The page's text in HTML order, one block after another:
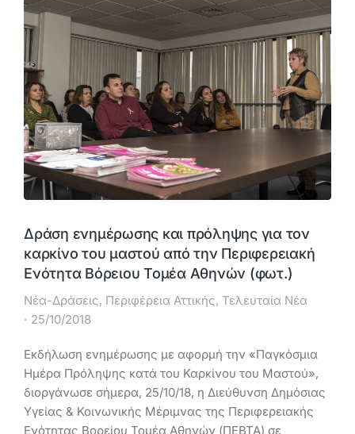
Δράση ενημέρωσης και πρόληψης για τον
καρκίνο του μαστού από την Περιφερειακή
Ενότητα Βόρειου Τομέα Αθηνών (φωτ.)
Νέα-Δράσεις, Περιφέρεια Αττικής, Τελευταία Νέα
25/10/2018
Εκδήλωση ενημέρωσης με αφορμή την «Παγκόσμια
Ημέρα Πρόληψης κατά του Καρκίνου του Μαστού»,
διοργάνωσε σήμερα, 25/10/18, η Διεύθυνση Δημόσιας
Υγείας & Κοινωνικής Μέριμνας της Περιφερειακής
Ενότητας Βορείου Τομέα Αθηνών (ΠΕΒΤΑ) σε